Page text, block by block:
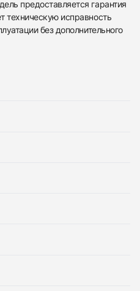
предоставляется гарантия
техническую исправность
без дополнительного
и мы свяжемся